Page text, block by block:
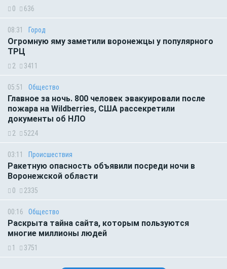
0 636
08:31 Город
Огромную яму заметили воронежцы у популярного
ТРЦ
2 3411
05:51 Общество
Главное за ночь. 800 человек эвакуировали после
пожара на Wildberries, США рассекретили
документы об НЛО
2 5224
03:11 Происшествия
Ракетную опасность объявили посреди ночи в
Воронежской области
0 2335
00:16 Общество
Раскрыта тайна сайта, которым пользуются
многие миллионы людей
1 3751